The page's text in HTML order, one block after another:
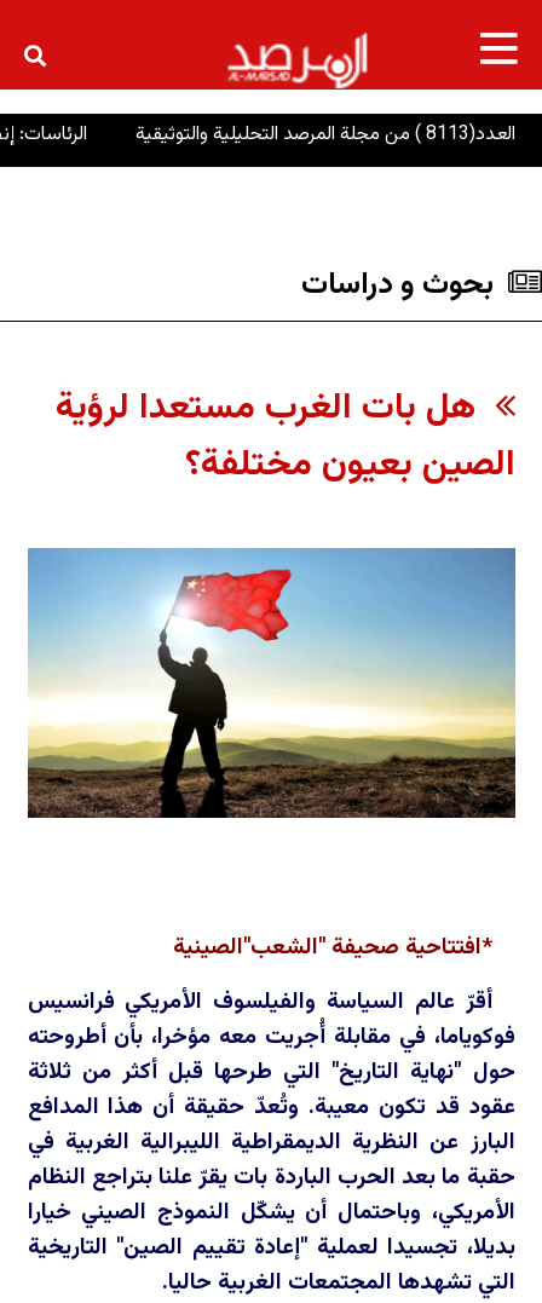
×المرصد التحليلية والتوثيقية الرئاسات:
بحوث و دراسات
هل بات الغرب مستعدا لرؤية
الصين بعيون مختلفة؟
*افتتاحية صحيفة "الشعب"الصينية
أقرّ عالم السياسة والفيلسوف الأمريكي فرانسيس
فوكوياما، في مقابلة أُجريت معه مؤخرا، بأن أطروحته
حول "نهاية التاريخ" التي طرحها قبل أكثر من ثلاثة
عقود قد تكون معيبة. وتُعدّ حقيقة أن هذا المدافع
البارز عن النظرية الديمقراطية الليبرالية الغربية في
حقبة ما بعد الحرب الباردة بات يقرّ علنا بتراجع النظام
الأمريكي، وباحتمال أن يشكّل النموذج الصيني خيارا
بديلا، تجسيدا لعملية "إعادة تقييم الصين" التاريخية
التي تشهدها المجتمعات الغربية حاليا.